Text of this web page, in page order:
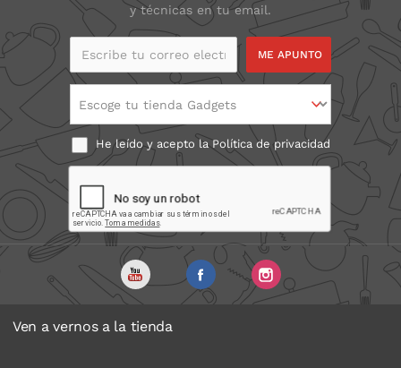
y técnicas en tu email.
Escribe tu correo
Escoge tu tienda Gadgets
He leído y acepto laPolítica de privacidad
Ven a vernos a la tienda